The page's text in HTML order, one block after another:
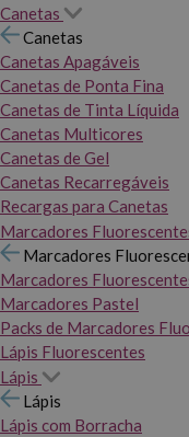
Canetas
Canetas
Canetas Apagáveis
Canetas de Ponta Fina
Canetas de Tinta Líquida
Canetas Multicores
Canetas de Gel
Canetas Recarregáveis
Recargas para Canetas
Marcadores
Marcadores
Marcadores
Marcadores Pastel
Packs de Marcadores
Lápis Fluorescentes
Lápis
Lápis
Lápis com Borracha